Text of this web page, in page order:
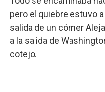
pero el quiebre estuvo
salida de un córner
a la salida de
cotejo.